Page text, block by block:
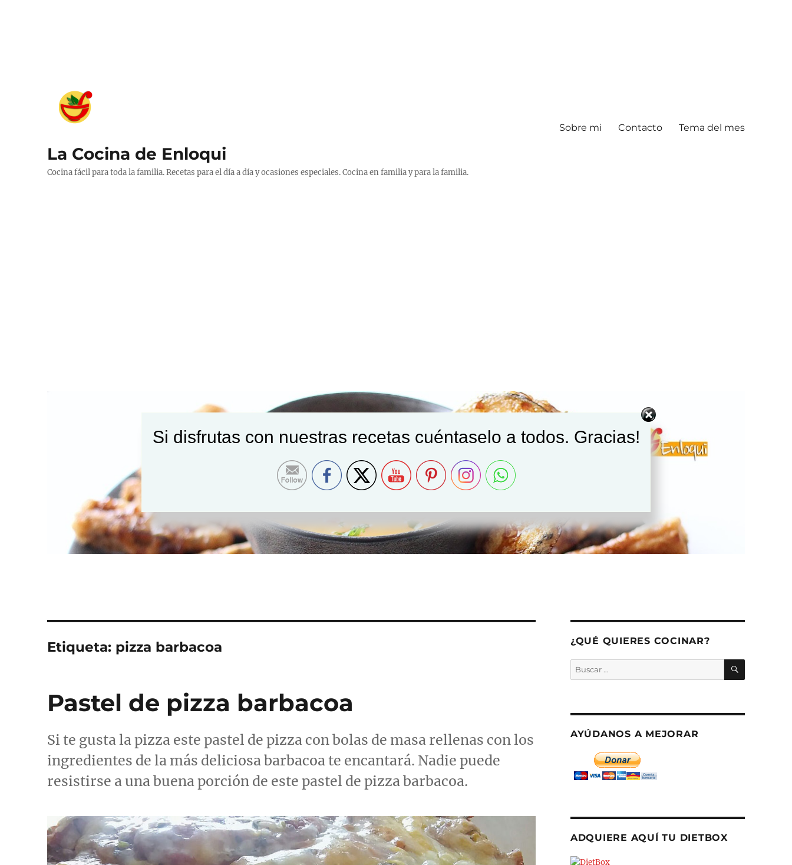
La Cocina de Enloqui
Cocina fácil para toda la familia. Recetas para el día a día y ocasiones especiales. Cocina en familia y para la familia.
Sobre mi Contacto Tema del mes
Etiqueta: pizza barbacoa
Pastel de pizza barbacoa
Si te gusta la pizza este pastel de pizza con bolas de masa rellenas con los
ingredientes de la más deliciosa barbacoa te encantará. Nadie puede
resistirse a una buena porción de este pastel de pizza barbacoa.
¿QUÉ QUIERES COCINAR?
Buscar
por:
BUSCAR
AYÚDANOS A MEJORAR
ADQUIERE AQUÍ TU DIETBOX
Si disfrutas con nuestras recetas cuéntaselo a todos. Gracias!